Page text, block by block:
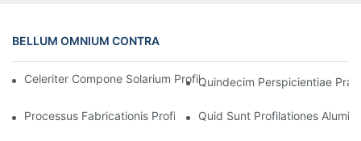
BELLUM OMNIUM CONTRA
Celeriter Compone Solarium Profilum Aluminium Frangens
Quindecim Perspicientiae
Processus Fabricationis Profilationis Extrusionis Aluminii
Quid Sunt Profilationes Aluminii